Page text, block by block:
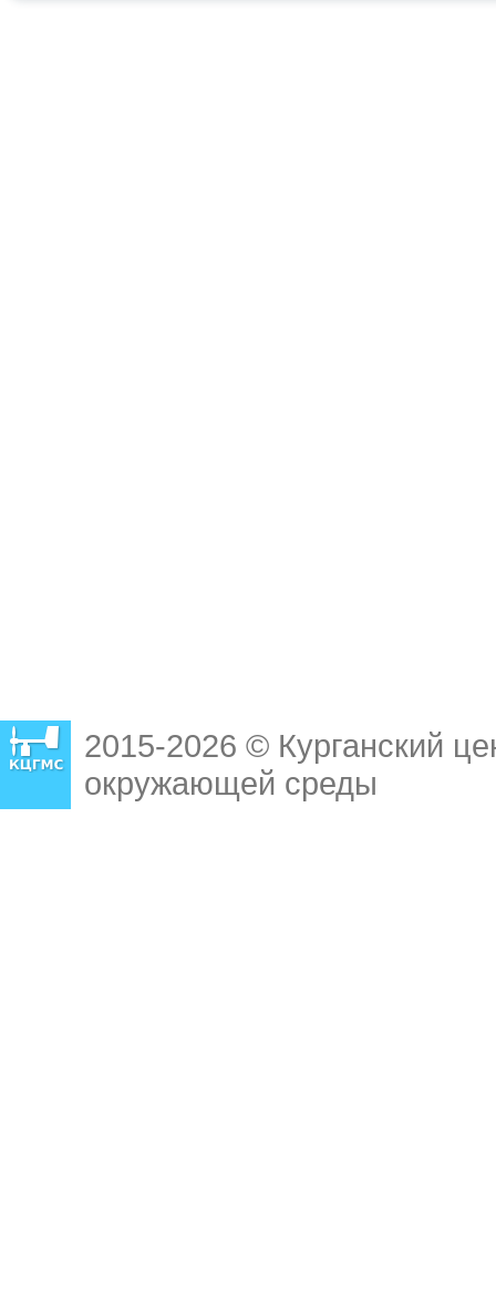
2015-2026 © Курганский
окружающей среды